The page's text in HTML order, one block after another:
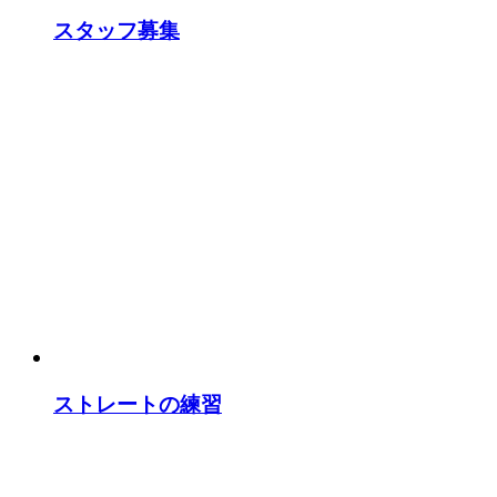
スタッフ募集
ストレートの練習